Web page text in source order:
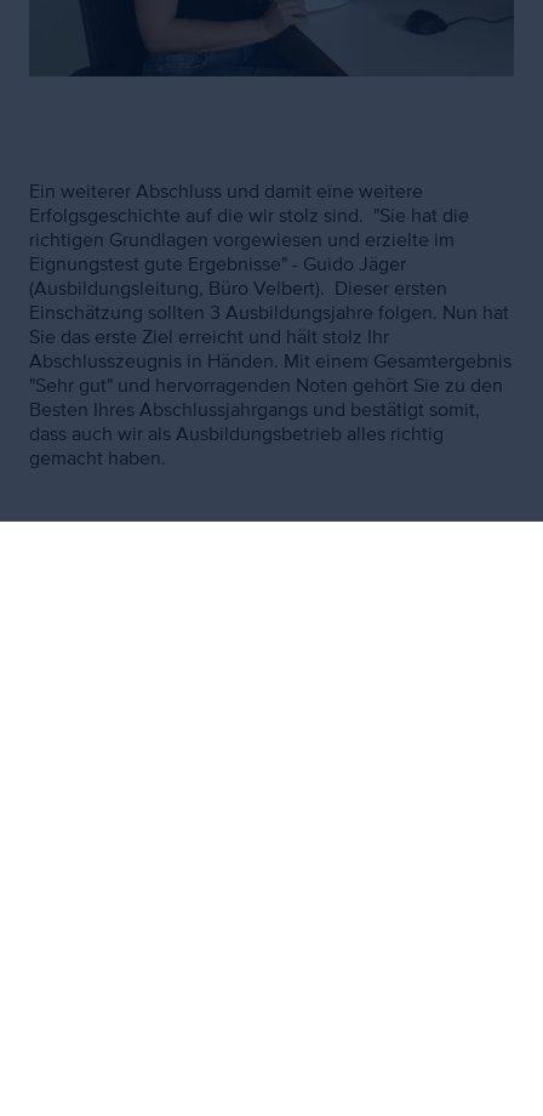
Ein weiterer Abschluss und damit eine weitere
Erfolgsgeschichte auf die wir stolz sind. "Sie hat die
richtigen Grundlagen vorgewiesen und erzielte im
Eignungstest gute Ergebnisse" - Guido Jäger
(Ausbildungsleitung, Büro Velbert). Dieser ersten
Einschätzung sollten 3 Ausbildungsjahre folgen. Nun hat
Sie das erste Ziel erreicht und hält stolz Ihr
Abschlusszeugnis in Händen. Mit einem Gesamtergebnis
"Sehr gut" und hervorragenden Noten gehört Sie zu den
Besten Ihres Abschlussjahrgangs und bestätigt somit,
dass auch wir als Ausbildungsbetrieb alles richtig
gemacht haben.
Inhalt